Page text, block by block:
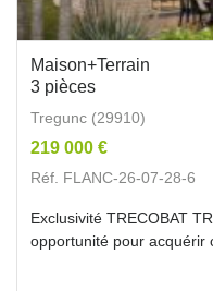
Maison+Terrain
3 pièces
Tregunc (29910)
219 000 €
Réf. FLANC-26-07-28-6
Exclusivité TRECOBAT
opportunité pour acquérir